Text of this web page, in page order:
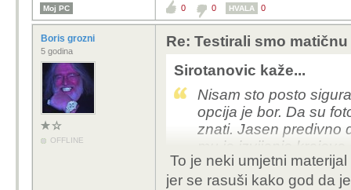
Moj PC 0 0 HVALA 0
Boris grozni
5 godina
OFFLINE
Re: Testirali smo
Sirotanovic kaže...
Nisam sto posto
opcija je bor. Da su
znati. Jasen predivno
mu je izvijanje
visokim
nema problema.
To je neki umjetni
jer se rasuši kako god da